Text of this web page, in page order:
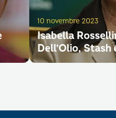
10 novembre 2023
Isabella
Dell’Olio,